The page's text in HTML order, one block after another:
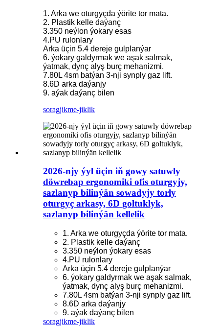
1. Arka we oturgyçda ýörite tor mata.
2. Plastik kelle daýanç
3.350 neýlon ýokary esas
4.PU rulonlary
Arka üçin 5.4 dereje gulplanýar
6. ýokary galdyrmak we aşak salmak,
ýatmak, dynç alyş burç mehanizmi.
7.80L 4sm batýan 3-nji synply gaz lift.
8.6D arka daýanjy
9. aýak daýanç bilen
soragjikme-jiklik
2026-njy ýyl üçin iň gowy satuwly
döwrebap ergonomiki ofis oturgyjy,
sazlanyp bilinýän sowadyjy torly
oturgyç arkasy, 6D goltuklyk,
sazlanyp bilinýän kellelik
1. Arka we oturgyçda ýörite tor mata.
2. Plastik kelle daýanç
3.350 neýlon ýokary esas
4.PU rulonlary
Arka üçin 5.4 dereje gulplanýar
6. ýokary galdyrmak we aşak salmak,
ýatmak, dynç alyş burç mehanizmi.
7.80L 4sm batýan 3-nji synply gaz lift.
8.6D arka daýanjy
9. aýak daýanç bilen
soragjikme-jiklik